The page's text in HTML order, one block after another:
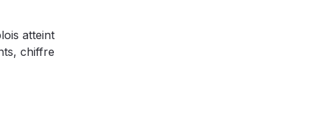
atteint
chiffre